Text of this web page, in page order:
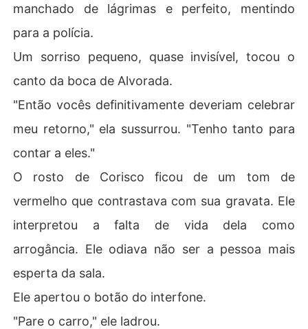
manchado de lágrimas e perfeito, mentindo
para a polícia.
Um sorriso pequeno, quase invisível, tocou o
canto da boca de Alvorada.
"Então vocês definitivamente deveriam celebrar
meu retorno," ela sussurrou. "Tenho tanto para
contar a eles."
O rosto de Corisco ficou de um tom de
vermelho que contrastava com sua gravata. Ele
interpretou a falta de vida dela como
arrogância. Ele odiava não ser a pessoa mais
esperta da sala.
Ele apertou o botão do interfone.
"Pare o carro," ele ladrou.